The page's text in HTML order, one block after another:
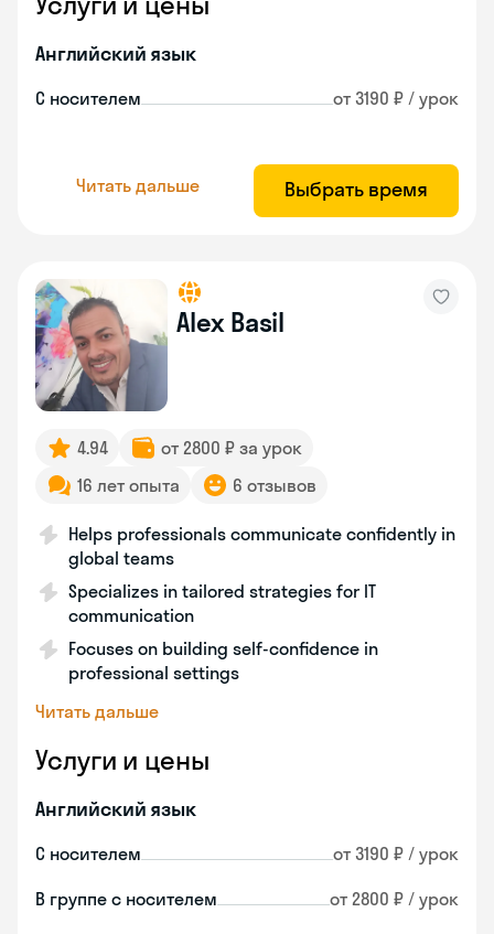
Английский язык
С носителем от 3190 ₽ / урок
Читать дальше Выбрать время
Alex Basil
4.94
от 2800 ₽ за урок
16 лет опыта
6 отзывов
Helps professionals communicate confidently in
global teams
Specializes in tailored strategies for IT
communication
Focuses on building self-confidence in
professional settings
Читать дальше
Услуги и цены
Английский язык
С носителем от 3190 ₽ / урок
В группе с носителем от 2800 ₽ / урок